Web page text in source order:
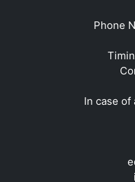
Phone
In case